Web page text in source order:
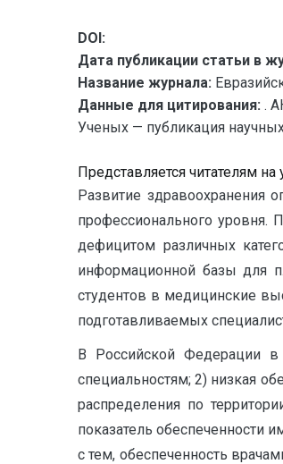
DOI:
Дата публикации статьи в
Название журнала:
Данные для цитирования: .
Ученых — публикация
Представляется читателям
Развитие здравоохранения
профессионального уровня.
дефицитом различных
информационной базы для
студентов в медицинские
подготавливаемых
В Российской Федерации
специальностям; 2) низкая
распределения по
показатель обеспеченности
с тем, обеспеченность